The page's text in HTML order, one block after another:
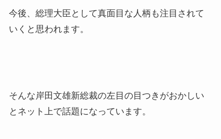
今後、総理大臣として真面目な人柄も注目されて
いくと思われます。
そんな岸田文雄新総裁の左目の目つきがおかしい
とネット上で話題になっています。